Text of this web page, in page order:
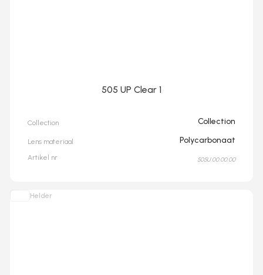
505 UP Clear 1
Collection Collection
Lens materiaal Polycarbonaat
Artikel nr 505U.00.00.00
Helder